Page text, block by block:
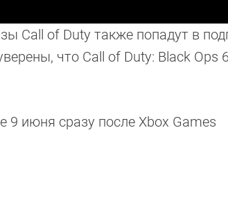
Call of Duty также попадут в
что Call of Duty: Black Ops
9 июня сразу после Xbox Games